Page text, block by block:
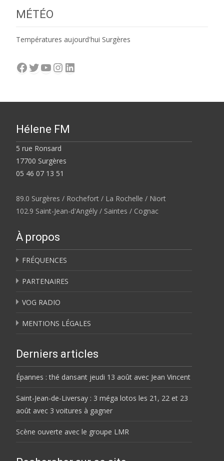
MÉTÉO
Températures aujourd'hui Surgères
Facebook
Twitter
YouTube
Instagram
LinkedIn
Hélene FM
5 rue Ronsard
17700 Surgères
05 46 07 13 51
89.0 Surgères / Rochefort / La Rochelle / Niort
102.9 Saint-Jean-d'Angély / Saintes / Cognac
À propos
FRÉQUENCES
PARTENAIRES
VOG RADIO
MENTIONS LÉGALES
Derniers articles
Épannes : thé dansant jeudi 13 août avec Jean Vincent
Saint-Jean-de-Liversay : 3 méga lotos les 21, 22 et 23
août avec 3 voitures à gagner
Scène ouverte avec le groupe LMR